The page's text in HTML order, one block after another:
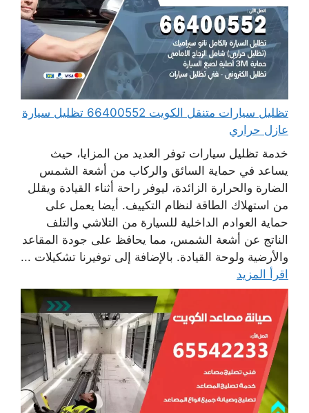
تظليل سيارات متنقل الكويت 66400552 تظليل سيارة
عازل حراري
خدمة تظليل سيارات توفر العديد من المزايا، حيث
يساعد في حماية السائق والركاب من أشعة الشمس
الضارة والحرارة الزائدة، ليوفر راحة أثناء القيادة ويقلل
من استهلاك الطاقة لنظام التكييف. أيضا يعمل على
حماية العوادم الداخلية للسيارة من التلاشي والتلف
الناتج عن أشعة الشمس، مما يحافظ على جودة المقاعد
والأرضية ولوحة القيادة. بالإضافة إلى توفيرنا تشكيلات ...
اقرأ المزيد